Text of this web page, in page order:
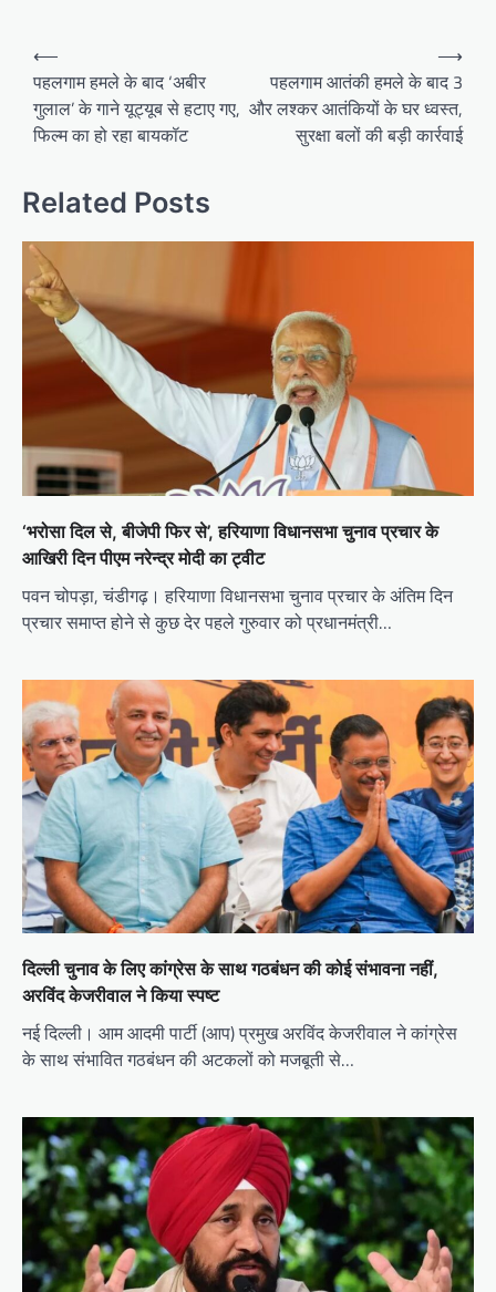
Post
navigation
⟵
पहलगाम हमले के बाद ‘अबीर
गुलाल’ के गाने यूट्यूब से हटाए गए,
फिल्म का हो रहा बायकॉट
पहलगाम आतंकी हमले के बाद 3
और लश्कर आतंकियों के घर ध्वस्त,
सुरक्षा बलों की बड़ी कार्रवाई
⟶
Related Posts
‘भरोसा दिल से, बीजेपी फिर से’, हरियाणा विधानसभा चुनाव प्रचार के
आखिरी दिन पीएम नरेन्द्र मोदी का ट्वीट
पवन चोपड़ा, चंडीगढ़। हरियाणा विधानसभा चुनाव प्रचार के अंतिम दिन
प्रचार समाप्त होने से कुछ देर पहले गुरुवार को प्रधानमंत्री…
दिल्ली चुनाव के लिए कांग्रेस के साथ गठबंधन की कोई संभावना नहीं,
अरविंद केजरीवाल ने किया स्पष्ट
नई दिल्ली। आम आदमी पार्टी (आप) प्रमुख अरविंद केजरीवाल ने कांग्रेस
के साथ संभावित गठबंधन की अटकलों को मजबूती से…